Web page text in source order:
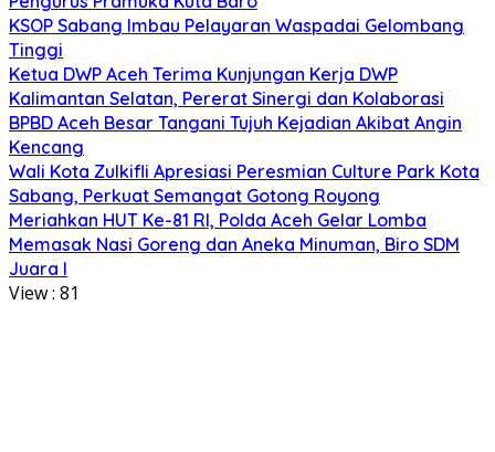
KSOP Sabang Imbau Pelayaran Waspadai Gelombang
Tinggi
Ketua DWP Aceh Terima Kunjungan Kerja DWP
Kalimantan Selatan, Pererat Sinergi dan Kolaborasi
BPBD Aceh Besar Tangani Tujuh Kejadian Akibat Angin
Kencang
Wali Kota Zulkifli Apresiasi Peresmian Culture Park Kota
Sabang, Perkuat Semangat Gotong Royong
Meriahkan HUT Ke-81 RI, Polda Aceh Gelar Lomba
Memasak Nasi Goreng dan Aneka Minuman, Biro SDM
Juara I
View : 81